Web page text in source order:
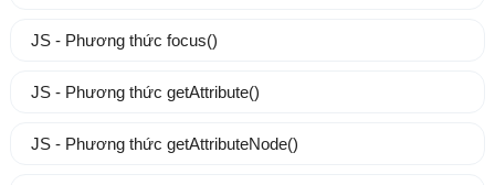
JS - Phương thức focus()
JS - Phương thức getAttribute()
JS - Phương thức getAttributeNode()